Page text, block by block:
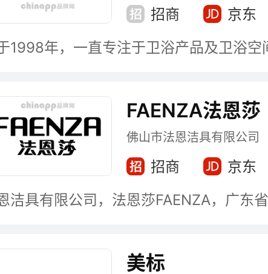
招商 京东
FAENZA法恩莎
佛山市法恩洁具有限公司
招商 京东
美标